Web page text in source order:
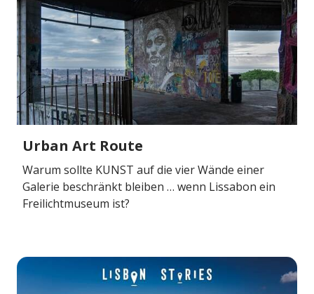
Urban Art Route
Warum sollte KUNST auf die vier Wände einer
Galerie beschränkt bleiben … wenn Lissabon ein
Freilichtmuseum ist?